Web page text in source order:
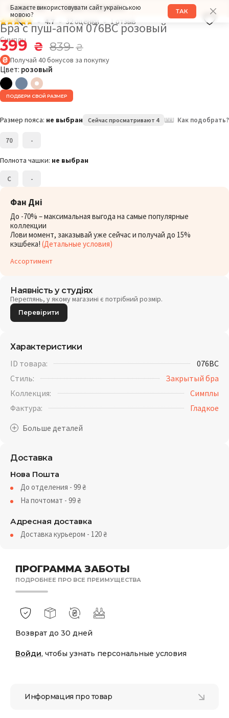
Бажаєте використовувати сайт українською
мовою?
ТАК
РАЗМЕР: 70C ОБХВАТ ГРУДИ: 86СМ
4.7 32 оценки 1 отзыв
Бра с пуш-апом 076BC розовый
Симплы
399 ₴ 839₴
Получай 40бонусов за покупку
Цвет: розовый
ПОДБЕРИ СВОЙ РАЗМЕР
Размер пояса: не выбран Сейчас просматривают 4 Как подобрать?
70 -
Полнота чашки: не выбран
C -
Фан Дні
До -70% – максимальная выгода на самые популярные
коллекции
Лови момент, заказывай уже сейчас и получай до 15%
кэшбека! (Детальные условия)
Ассортимент
ПРОГРАММА ЗАБОТЫ
ПОДРОБНЕЕ ПРО ВСЕ ПРЕИМУЩЕСТВА
Возврат до 30 дней
Войди, чтобы узнать персональные условия
Наявність у студіях
Переглянь, у якому магазині є потрібний розмір.
Перевірити
Характеристики
ID товара:
076BC
Стиль:
Закрытый бра
Коллекция:
Симплы
Фактура:
Гладкое
Доставка
Нова Пошта
До отделения - 99₴
На почтомат - 99₴
Адресная доставка
Доставка курьером - 120₴
Информация про товар